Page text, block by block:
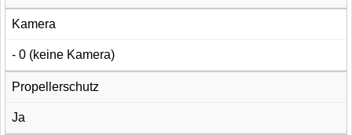
Kamera
- 0 (keine Kamera)
Propellerschutz
Ja